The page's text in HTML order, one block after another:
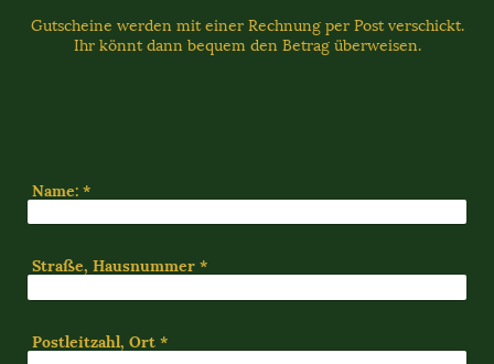
Gutscheine werden mit einer Rechnung per Post verschickt.
Ihr könnt dann bequem den Betrag überweisen.
Name:*
Straße, Hausnummer*
Postleitzahl, Ort*